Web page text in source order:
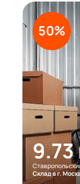
50%
9.73
Склад в г.